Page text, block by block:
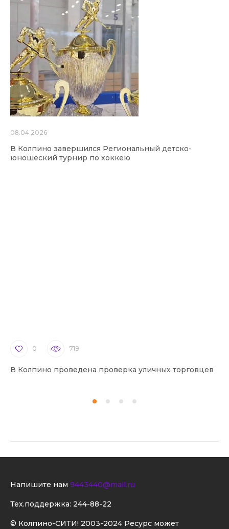
08.04.2026
В Колпино завершился Региональный детско-
юношеский турнир по хоккею
0 719
В Колпино проведена проверка уличных торговцев
© Колпино-СИТИ! 2003-2024 Ресурс может
Напишите нам 9443440@mail.ru
Тех.поддержка: 244-88-22